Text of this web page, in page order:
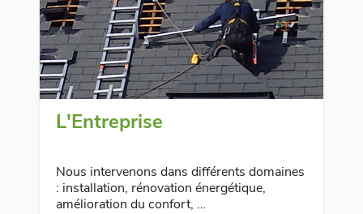
L'Entreprise
Nous intervenons dans différents domaines
: installation, rénovation énergétique,
amélioration du confort, …